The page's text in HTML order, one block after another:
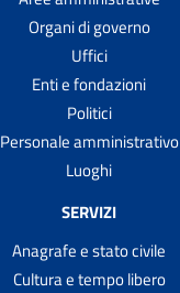
Organi di governo
Uffici
Enti e fondazioni
Politici
Personale amministrativo
Luoghi
SERVIZI
Anagrafe e stato civile
Cultura e tempo libero